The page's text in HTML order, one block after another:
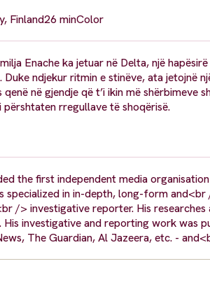
Finland26 minColor
Enache ka jetuar në Delta, një
ndjekur ritmin e stinëve, ata jetojnë
qenë në gjendje që t’i ikin më
përshtaten rregullave të shoqërisë.
the first independent media
in in-depth, long-form
/> investigative reporter. His
His investigative and reporting work
The Guardian, Al Jazeera, etc. -